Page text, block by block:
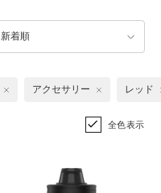
新着順
アクセサリー レッド
全色表示